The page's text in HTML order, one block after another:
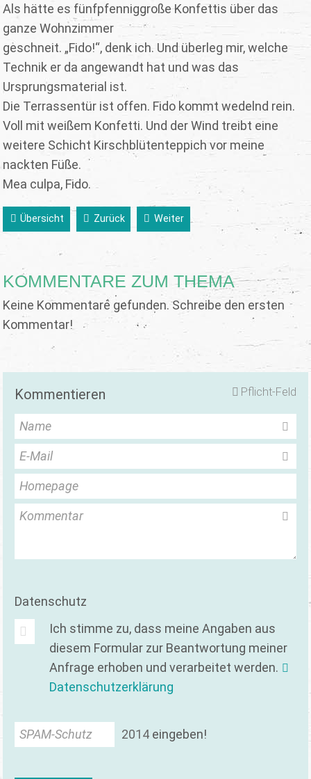
Als hätte es fünfpfenniggroße Konfettis über das
ganze Wohnzimmer
geschneit. „Fido!“, denk ich. Und überleg mir, welche
Technik er da angewandt hat und was das
Ursprungsmaterial ist.
Die Terrassentür ist offen. Fido kommt wedelnd rein.
Voll mit weißem Konfetti. Und der Wind treibt eine
weitere Schicht Kirschblütenteppich vor meine
nackten Füße.
Mea culpa, Fido.
Übersicht Zurück Weiter
KOMMENTARE ZUM THEMA
Keine Kommentare gefunden. Schreibe den ersten
Kommentar!
Pflicht-Feld
Kommentieren
Name
E-Mail
Homepage
Kommentar
Datenschutz
Ich stimme zu, dass meine Angaben aus
diesem Formular zur Beantwortung meiner
Anfrage erhoben und verarbeitet werden.
Datenschutzerklärung
SPAM-Schutz 2014 eingeben!